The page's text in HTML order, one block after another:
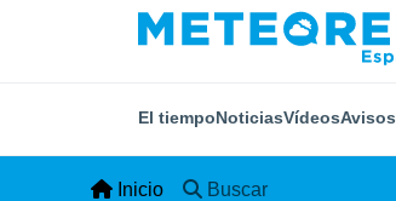
El tiempoNoticiasVídeosAvisos
Inicio Buscar